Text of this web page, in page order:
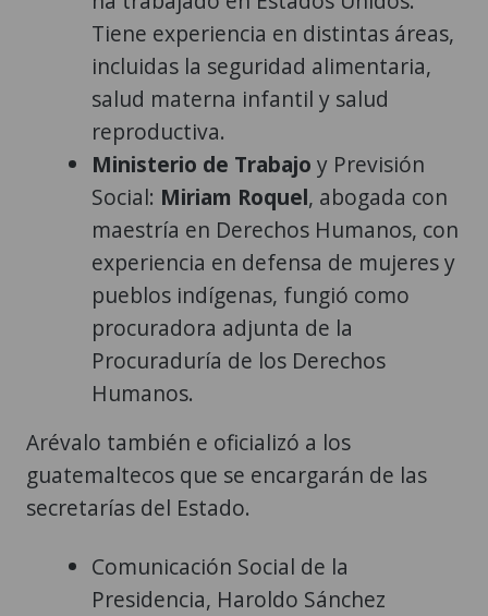
Tiene experiencia en distintas áreas,
incluidas la seguridad alimentaria,
salud materna infantil y salud
reproductiva.
Ministerio de Trabajo y Previsión
Social: Miriam Roquel, abogada con
maestría en Derechos Humanos, con
experiencia en defensa de mujeres y
pueblos indígenas, fungió como
procuradora adjunta de la
Procuraduría de los Derechos
Humanos.
Arévalo también e oficializó a los
guatemaltecos que se encargarán de las
secretarías del Estado.
Comunicación Social de la
Presidencia, Haroldo Sánchez